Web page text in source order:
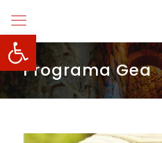
Abrir barra de herramientas
Programa Gea